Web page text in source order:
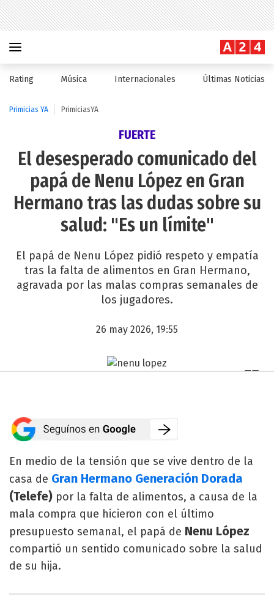
Rating Música Internacionales Últimas Noticias
Primicias YA PrimiciasYA
FUERTE
El desesperado comunicado del
papá de Nenu López en Gran
Hermano tras las dudas sobre su
salud: "Es un límite"
El papá de Nenu López pidió respeto y empatía
tras la falta de alimentos en Gran Hermano,
agravada por las malas compras semanales de
los jugadores.
26 may 2026, 19:55
En medio de la tensión que se vive dentro de la
casa de Gran Hermano Generación Dorada
(Telefe) por la falta de alimentos, a causa de la
mala compra que hicieron con el último
presupuesto semanal, el papá de Nenu López
compartió un sentido comunicado sobre la salud
de su hija.